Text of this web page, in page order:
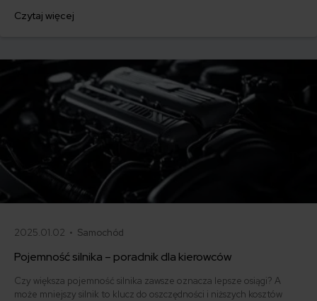
przedstawimy rodzaje akumulatorów samochodowych, istotne
Czytaj więcej
2025.01.02 • Samochód
Pojemność silnika – poradnik dla kierowców
Czy większa pojemność silnika zawsze oznacza lepsze osiągi? A
może mniejszy silnik to klucz do oszczędności i niższych kosztów